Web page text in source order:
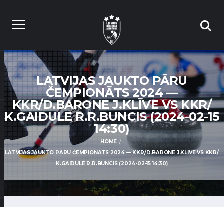
LATVIJAS JAUKTO PĀRU
ČEMPIONĀTS 2024 —
KKR/D.BARONE J.KLĪVE VS KKR/
K.GAIDULE R.R.BUNCIS (2024-02-15
14:30)
HOME
LATVIJAS JAUKTO PĀRU ČEMPIONĀTS 2024 — KKR/D.BARONE J.KLĪVE VS KKR/
K.GAIDULE R.R.BUNCIS (2024-02-15 14:30)